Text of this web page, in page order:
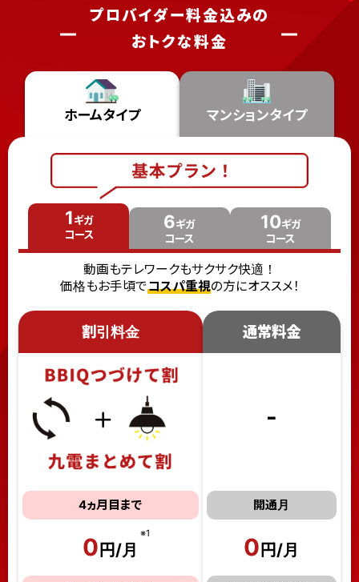
プロバイダー料金込みの
おトクな料金
ホームタイプ マンションタイプ
1ギガ
コース
6ギガ
コース
10ギガ
コース
動画もテレワークもサクサク快適！
価格もお手頃でコスパ重視の方にオススメ！
割引料金
4ヵ月目まで
0 円/月
※1
通常料金
-
開通月
0 円/月